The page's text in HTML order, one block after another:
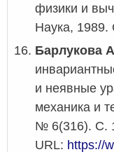
физики и
Наука, 1989.
Барлукова
и неявные
механика и
№ 6(316). С.
URL: https://